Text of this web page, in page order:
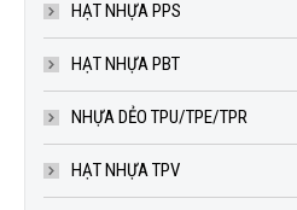
HẠT NHỰA PPS
HẠT NHỰA PBT
NHỰA DẺO TPU/TPE/TPR
HẠT NHỰA TPV